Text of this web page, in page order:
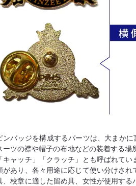
ンバッジを構成するパーツは、大まか
ーツの襟や帽子の布地などの装着する
「キャッチ」「クラッチ」とも呼ばれて
があり、各々用途に応じて使い分けさ
、校章に適した留め具、女性が使用す